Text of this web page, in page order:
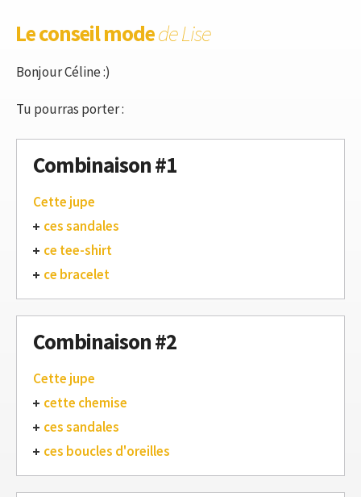
Le conseil modede Lise
Bonjour Céline :)
Tu pourras porter :
Combinaison #1
Cette jupe
ces sandales
ce tee-shirt
ce bracelet
Combinaison #2
Cette jupe
cette chemise
ces sandales
ces boucles d'oreilles